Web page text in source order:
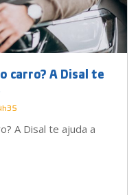
carro? A Disal te
A Disal te ajuda a